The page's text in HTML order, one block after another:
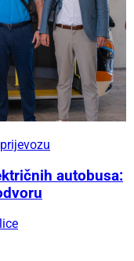
autobusa: